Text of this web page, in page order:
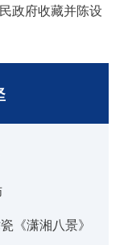
政府收藏并陈设
《潇湘八景》